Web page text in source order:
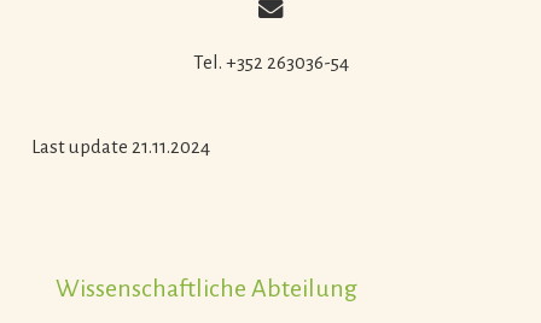
Tel. +352 263036-54
Last update 21.11.2024
Wissenschaftliche Abteilung